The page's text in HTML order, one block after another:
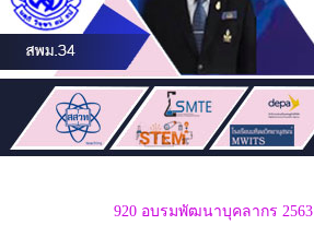
920 อบรมพัฒนาบุคลากร 2563